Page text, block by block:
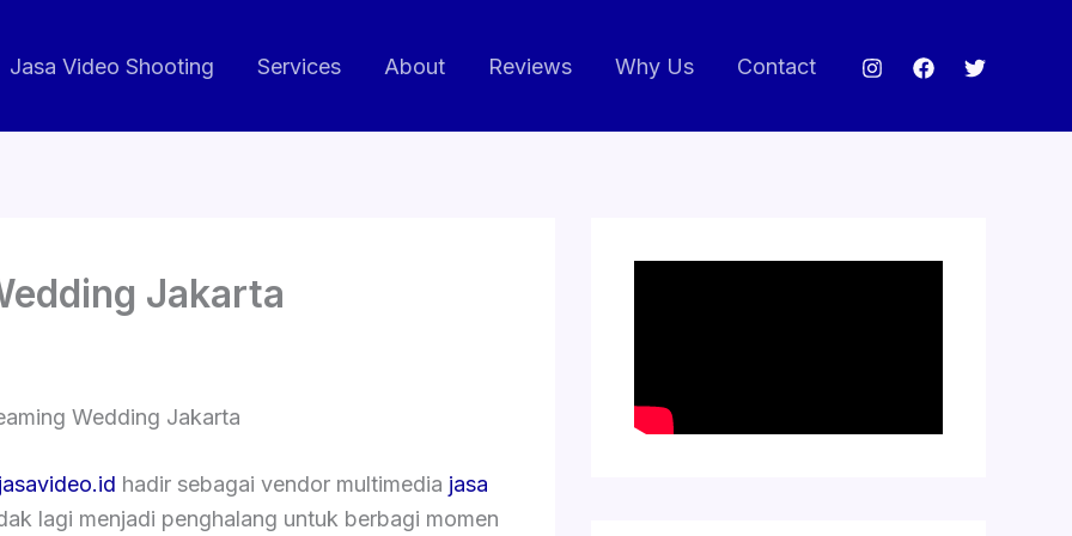
Jasa Video Shooting Services About Reviews Why Us Contact
Jakarta
Wedding Jakarta
jasavideo.id hadir sebagai vendor multimedia jasa
lagi menjadi penghalang untuk berbagi momen